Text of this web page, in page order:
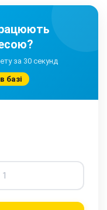
за 30 секунд
базі